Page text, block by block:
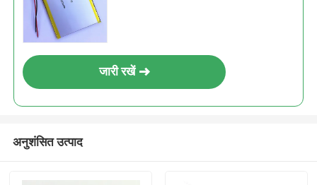
जारी रखें
अनुशंसित उत्पाद